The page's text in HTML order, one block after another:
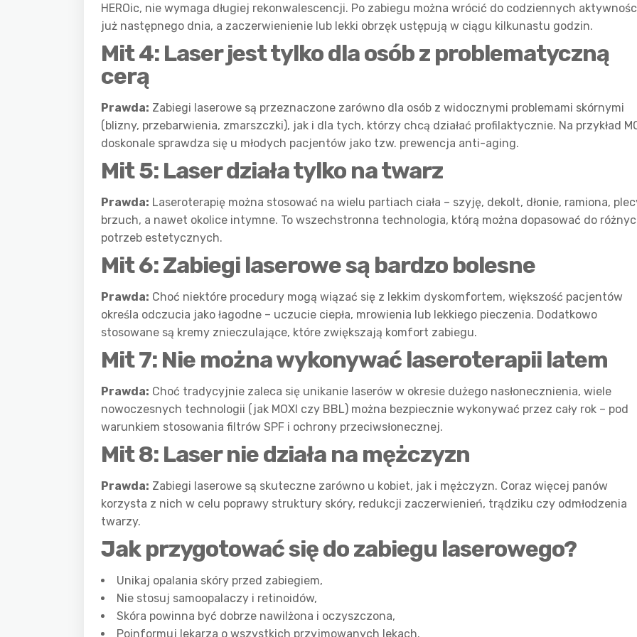
HEROic, nie wymaga długiej rekonwalescencji. Po zabiegu można wrócić do codziennych
już następnego dnia, a zaczerwienienie lub lekki obrzęk ustępują w ciągu kilkunastu godzin.
Mit 4: Laser jest tylko dla osób z problematyczną
cerą
Prawda: Zabiegi laserowe są przeznaczone zarówno dla osób z widocznymi problemami skórnymi
(blizny, przebarwienia, zmarszczki), jak i dla tych, którzy chcą działać profilaktycznie. Na przykład
doskonale sprawdza się u młodych pacjentów jako tzw. prewencja anti-aging.
Mit 5: Laser działa tylko na twarz
Prawda: Laseroterapię można stosować na wielu partiach ciała – szyję, dekolt, dłonie, ramiona,
brzuch, a nawet okolice intymne. To wszechstronna technologia, którą można dopasować do
potrzeb estetycznych.
Mit 6: Zabiegi laserowe są bardzo bolesne
Prawda: Choć niektóre procedury mogą wiązać się z lekkim dyskomfortem, większość pacjentów
określa odczucia jako łagodne – uczucie ciepła, mrowienia lub lekkiego pieczenia. Dodatkowo
stosowane są kremy znieczulające, które zwiększają komfort zabiegu.
Mit 7: Nie można wykonywać laseroterapii latem
Prawda: Choć tradycyjnie zaleca się unikanie laserów w okresie dużego nasłonecznienia, wiele
nowoczesnych technologii (jak MOXI czy BBL) można bezpiecznie wykonywać przez cały rok – pod
warunkiem stosowania filtrów SPF i ochrony przeciwsłonecznej.
Mit 8: Laser nie działa na mężczyzn
Prawda: Zabiegi laserowe są skuteczne zarówno u kobiet, jak i mężczyzn. Coraz więcej panów
korzysta z nich w celu poprawy struktury skóry, redukcji zaczerwienień, trądziku czy odmłodzenia
twarzy.
Jak przygotować się do zabiegu laserowego?
Unikaj opalania skóry przed zabiegiem,
Nie stosuj samoopalaczy i retinoidów,
Skóra powinna być dobrze nawilżona i oczyszczona,
Poinformuj lekarza o wszystkich przyjmowanych lekach.